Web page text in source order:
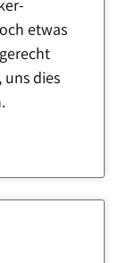
etwas
dies